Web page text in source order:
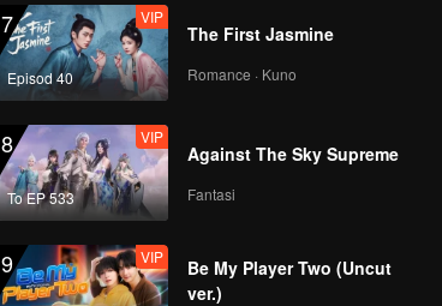
7
Episod 40
VIP
The First Jasmine
Romance · Kuno
8
To EP 533
VIP
Against The Sky Supreme
Fantasi
9 VIP
Be My Player Two (Uncut
ver.)